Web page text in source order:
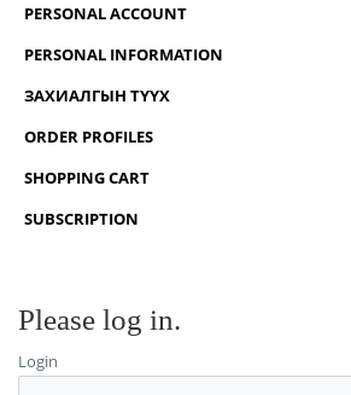
PERSONAL ACCOUNT
PERSONAL INFORMATION
ЗАХИАЛГЫН ТҮҮХ
ORDER PROFILES
SHOPPING CART
SUBSCRIPTION
Please log in.
Login